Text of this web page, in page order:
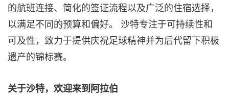
的航班连接、简化的签证流程以及广泛的住宿选择，
以满足不同的预算和偏好。 沙特专注于可持续性和
可及性，致力于提供庆祝足球精神并为后代留下积极
遗产的锦标赛。
关于沙特，欢迎来到阿拉伯